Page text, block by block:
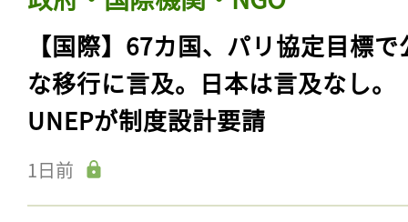
【国際】67カ国、パリ協定目標で
な移行に言及。日本は言及なし。
UNEPが制度設計要請
1日前